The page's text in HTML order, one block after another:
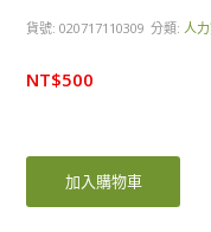
貨號: 020717110309 分類: 人
NT$500
加入購物車